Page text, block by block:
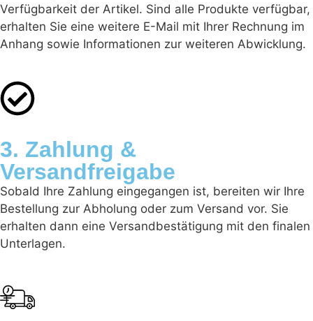
Verfügbarkeit der Artikel. Sind alle Produkte verfügbar,
erhalten Sie eine weitere E-Mail mit Ihrer Rechnung im
Anhang sowie Informationen zur weiteren Abwicklung.
3. Zahlung &
Versandfreigabe
Sobald Ihre Zahlung eingegangen ist, bereiten wir Ihre
Bestellung zur Abholung oder zum Versand vor. Sie
erhalten dann eine Versandbestätigung mit den finalen
Unterlagen.